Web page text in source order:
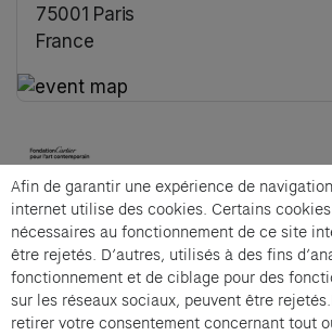
75001 Paris
France
Cartier et Compagnie
Flamboyante panoplie is an offer
Compagnie .
Afin de garantir une expérience de
internet utilise des cookies. Certains
nécessaires au fonctionnement de ce site
être rejetés. D’autres, utilisés à des fins
fonctionnement et de ciblage pour des
sur les réseaux sociaux, peuvent être
retirer votre consentement concernant tout